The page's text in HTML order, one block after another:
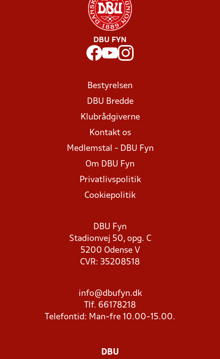
DBU FYN
Bestyrelsen
DBU Bredde
Klubrådgiverne
Kontakt os
Medlemstal - DBU Fyn
Om DBU Fyn
Privatlivspolitik
Cookiepolitik
DBU Fyn
Stadionvej 50, opg. C
5200 Odense V
CVR: 35208518
info@dbufyn.dk
Tlf. 66178218
Telefontid: Man-fre 10.00-15.00.
DBU